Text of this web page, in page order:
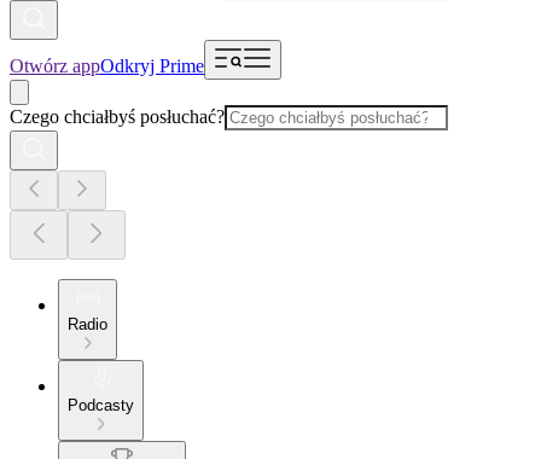
Otwórz appOdkryj Prime
Czego chciałbyś posłuchać?
Radio
Podcasty